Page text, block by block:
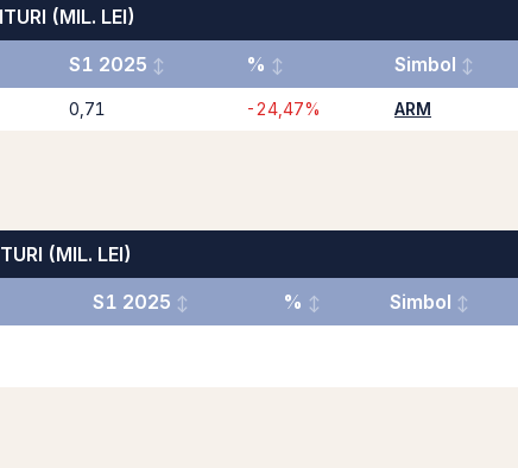
(MIL. LEI)
S1 2025 % Simbol
0,71 -24,47% ARM
(MIL. LEI)
S1 2025 % Simbol